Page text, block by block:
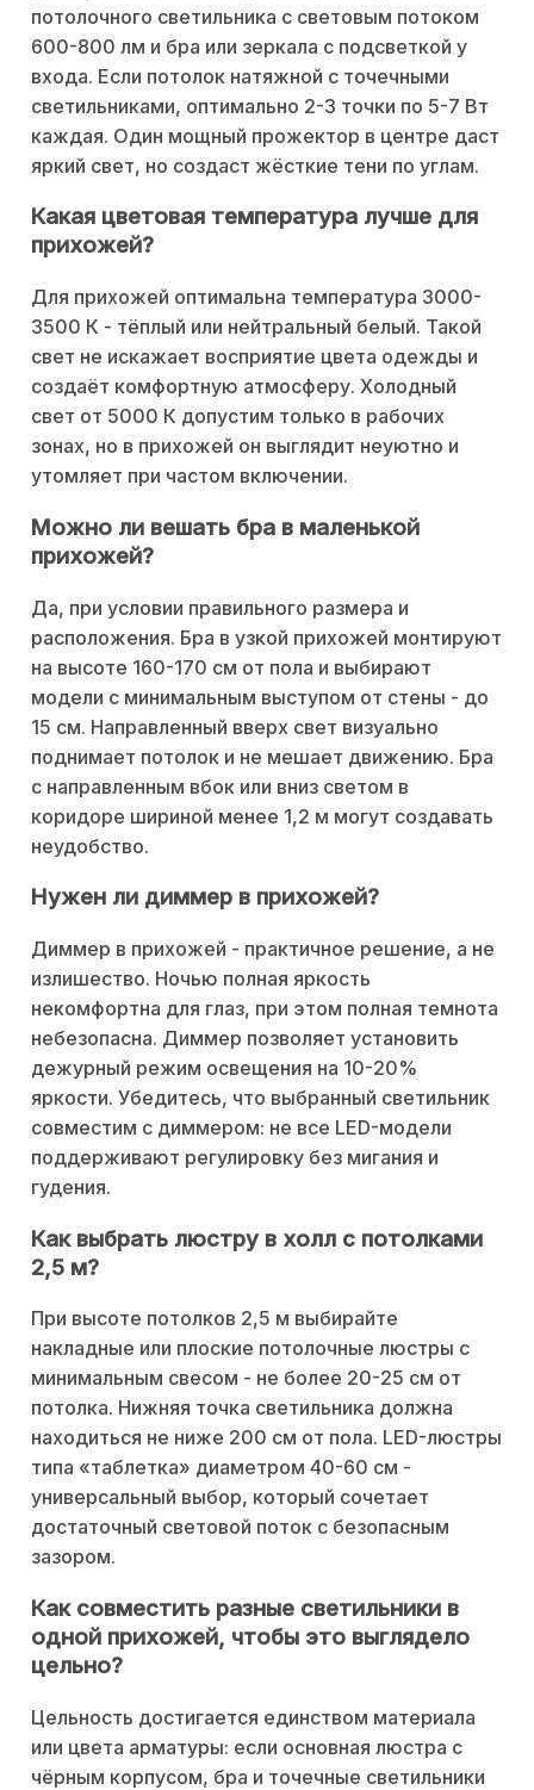
потолочного светильника с световым потоком
600-800 лм и бра или зеркала с подсветкой у
входа. Если потолок натяжной с точечными
светильниками, оптимально 2-3 точки по 5-7 Вт
каждая. Один мощный прожектор в центре даст
яркий свет, но создаст жёсткие тени по углам.
Какая цветовая температура лучше для
прихожей?
Для прихожей оптимальна температура 3000-
3500 К - тёплый или нейтральный белый. Такой
свет не искажает восприятие цвета одежды и
создаёт комфортную атмосферу. Холодный
свет от 5000 К допустим только в рабочих
зонах, но в прихожей он выглядит неуютно и
утомляет при частом включении.
Можно ли вешать бра в маленькой
прихожей?
Да, при условии правильного размера и
расположения. Бра в узкой прихожей монтируют
на высоте 160-170 см от пола и выбирают
модели с минимальным выступом от стены - до
15 см. Направленный вверх свет визуально
поднимает потолок и не мешает движению. Бра
с направленным вбок или вниз светом в
коридоре шириной менее 1,2 м могут создавать
неудобство.
Нужен ли диммер в прихожей?
Диммер в прихожей - практичное решение, а не
излишество. Ночью полная яркость
некомфортна для глаз, при этом полная темнота
небезопасна. Диммер позволяет установить
дежурный режим освещения на 10-20%
яркости. Убедитесь, что выбранный светильник
совместим с диммером: не все LED-модели
поддерживают регулировку без мигания и
гудения.
Как выбрать люстру в холл с потолками
2,5 м?
При высоте потолков 2,5 м выбирайте
накладные или плоские потолочные люстры с
минимальным свесом - не более 20-25 см от
потолка. Нижняя точка светильника должна
находиться не ниже 200 см от пола. LED-люстры
типа «таблетка» диаметром 40-60 см -
универсальный выбор, который сочетает
достаточный световой поток с безопасным
зазором.
Как совместить разные светильники в
одной прихожей, чтобы это выглядело
цельно?
Цельность достигается единством материала
или цвета арматуры: если основная люстра с
чёрным корпусом, бра и точечные светильники